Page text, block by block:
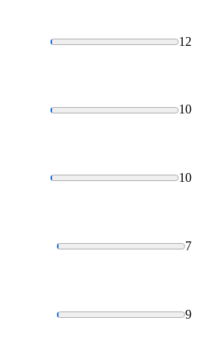
12
10
10
7
9